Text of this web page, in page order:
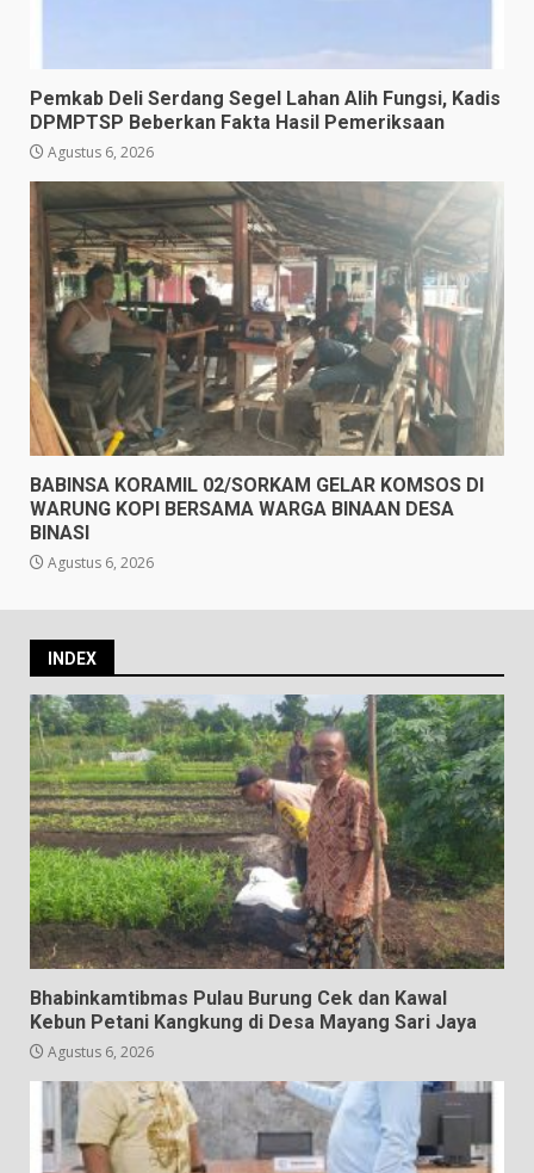
Pemkab Deli Serdang Segel Lahan Alih Fungsi, Kadis
DPMPTSP Beberkan Fakta Hasil Pemeriksaan
Agustus 6, 2026
BABINSA KORAMIL 02/SORKAM GELAR KOMSOS DI
WARUNG KOPI BERSAMA WARGA BINAAN DESA
BINASI
Agustus 6, 2026
INDEX
Bhabinkamtibmas Pulau Burung Cek dan Kawal
Kebun Petani Kangkung di Desa Mayang Sari Jaya
Agustus 6, 2026